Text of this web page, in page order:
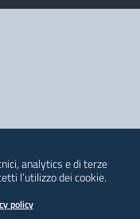
analytics e di terze
l’utilizzo dei cookie.
policy